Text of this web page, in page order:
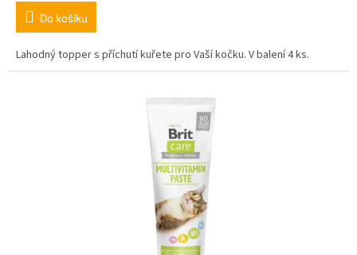
Do košíku
Lahodný topper s příchutí kuřete pro Vaší kočku. V balení 4 ks.